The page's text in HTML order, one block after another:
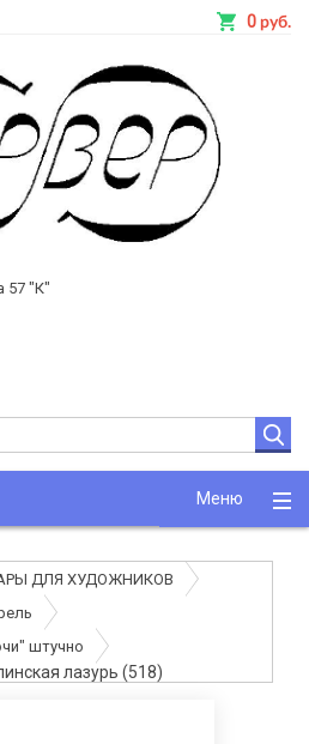
57 "К"
0 руб.
Меню
ДЛЯ ХУДОЖНИКОВ
штучно
лазурь (518)